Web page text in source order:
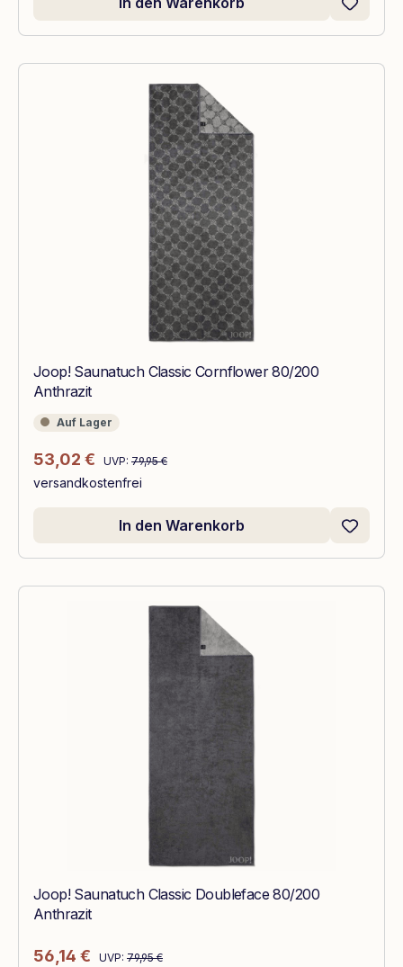
Joop! Saunatuch Classic Cornflower 80/200
Anthrazit
Auf Lager
Auf Lager
Verkaufspreis:
53,02 € Regulärer Preis:
UVP: 79,95 €
versandkostenfrei
In den Warenkorb
Joop! Saunatuch Classic Doubleface 80/200
Anthrazit
Verkaufspreis:
56,14 € Regulärer Preis:
UVP: 79,95 €